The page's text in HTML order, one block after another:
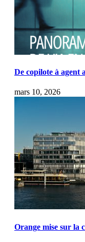
De copilote à agent
mars 10, 2026
Orange mise sur la